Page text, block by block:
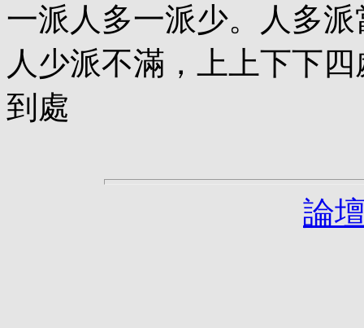
一派人多一派少。人多
人少派不滿，上上下下
到處
論